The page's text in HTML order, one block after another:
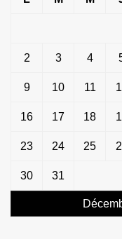
2 3 4
9 10 11
16 17 18
23 24 25
30 31